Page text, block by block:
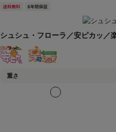
シュシュ・フローラ／安ピカッ／
重さ